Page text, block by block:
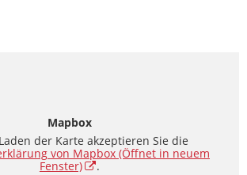
Mapbox
der Karte akzeptieren Sie die
von Mapbox (Öffnet in neuem
Fenster)
.